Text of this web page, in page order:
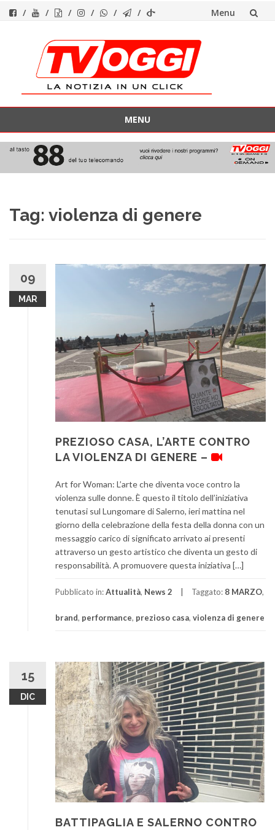
Menu
contenuto
MENU
contenuto
Tag: violenza di genere
09
MAR
PREZIOSO CASA, L’ARTE CONTRO
LA VIOLENZA DI GENERE –
Art for Woman: L’arte che diventa voce contro la
violenza sulle donne. È questo il titolo dell’iniziativa
tenutasi sul Lungomare di Salerno, ieri mattina nel
giorno della celebrazione della festa della donna con un
messaggio carico di significato arrivato ai presenti
attraverso un gesto artistico che diventa un gesto di
responsabilità. A promuovere questa iniziativa […]
Pubblicato in:Attualità, News 2 Taggato: 8 MARZO,
brand, performance, prezioso casa, violenza di genere
15
DIC
BATTIPAGLIA E SALERNO CONTRO